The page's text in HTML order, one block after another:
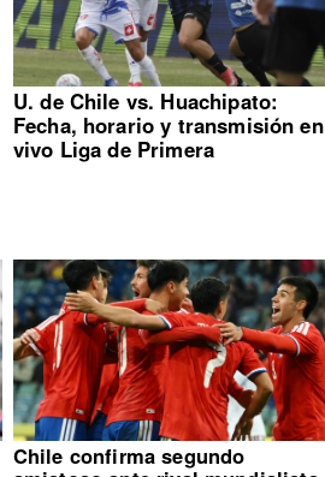
U. de Chile vs. Huachipato:
Fecha, horario y transmisión en
vivo Liga de Primera
Chile confirma segundo